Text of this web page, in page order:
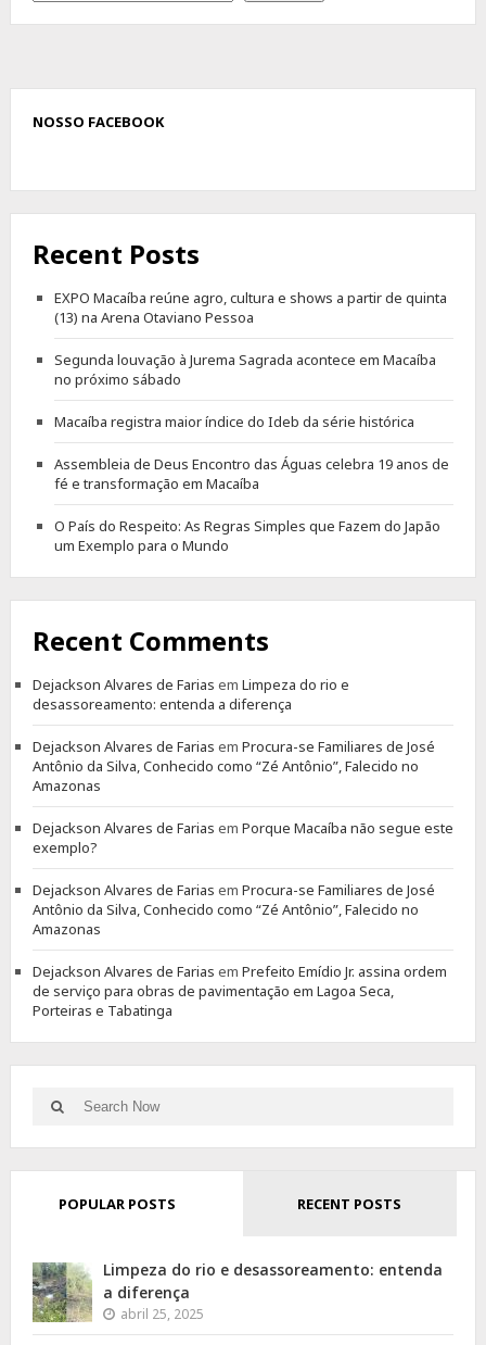
NOSSO FACEBOOK
Recent Posts
EXPO Macaíba reúne agro, cultura e shows a partir de quinta
(13) na Arena Otaviano Pessoa
Segunda louvação à Jurema Sagrada acontece em Macaíba
no próximo sábado
Macaíba registra maior índice do Ideb da série histórica
Assembleia de Deus Encontro das Águas celebra 19 anos de
fé e transformação em Macaíba
O País do Respeito: As Regras Simples que Fazem do Japão
um Exemplo para o Mundo
Recent Comments
Dejackson Alvares de Farias em Limpeza do rio e
desassoreamento: entenda a diferença
Dejackson Alvares de Farias em Procura-se Familiares de José
Antônio da Silva, Conhecido como “Zé Antônio”, Falecido no
Amazonas
Dejackson Alvares de Farias em Porque Macaíba não segue este
exemplo?
Dejackson Alvares de Farias em Procura-se Familiares de José
Antônio da Silva, Conhecido como “Zé Antônio”, Falecido no
Amazonas
Dejackson Alvares de Farias em Prefeito Emídio Jr. assina ordem
de serviço para obras de pavimentação em Lagoa Seca,
Porteiras e Tabatinga
for:
Search
POPULAR POSTS RECENT POSTS
Limpeza do rio e desassoreamento: entenda
a diferença
abril 25, 2025